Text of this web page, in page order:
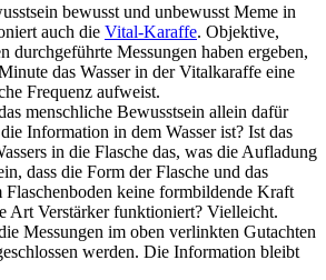
bewusst und unbewusst Meme in
auch die Vital-Karaffe. Objektive,
durchgeführte Messungen haben ergeben,
das Wasser in der Vitalkaraffe eine
Frequenz aufweist.
menschliche Bewusstsein allein dafür
Information in dem Wasser ist? Ist das
in die Flasche das, was die Aufladung
dass die Form der Flasche und das
Flaschenboden keine formbildende Kraft
Art Verstärker funktioniert? Vielleicht.
Messungen im oben verlinkten Gutachten
werden. Die Information bleibt